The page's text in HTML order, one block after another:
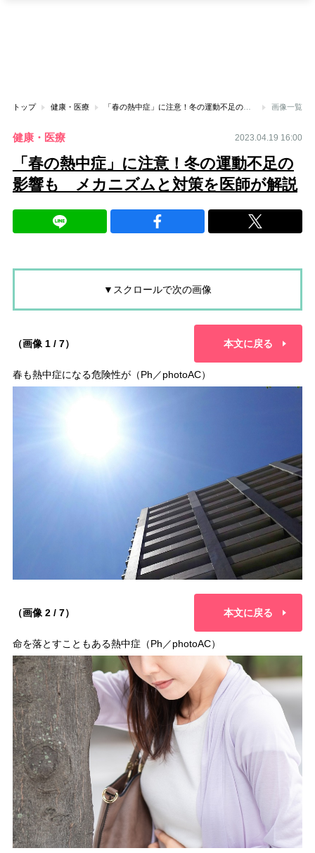
トップ 健康・医療 「春の熱中症」に注意！冬の運動不足の影響も メカニズムと対策を医師が解説 画像一覧
健康・医療 2023.04.19 16:00
「春の熱中症」に注意！冬の運動不足の
影響も メカニズムと対策を医師が解説
▼スクロールで次の画像
（画像 1 / 7） 本文に戻る
春も熱中症になる危険性が（Ph／photoAC）
（画像 2 / 7） 本文に戻る
命を落とすこともある熱中症（Ph／photoAC）